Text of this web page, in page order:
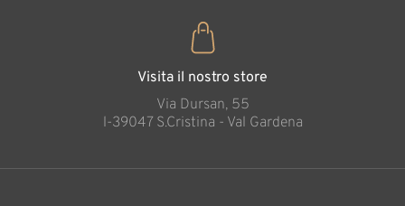
Visita il nostro store
Via Dursan, 55
l-39047 S.Cristina - Val Gardena